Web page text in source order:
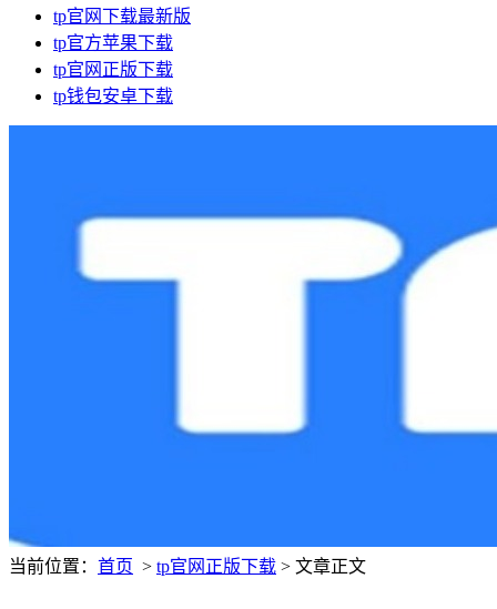
tp官网下载最新版
tp官方苹果下载
tp官网正版下载
tp钱包安卓下载
当前位置： 首页 > tp官网正版下载 > 文章正文